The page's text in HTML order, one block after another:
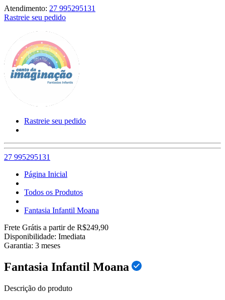
Atendimento: 27 995295131
Rastreie seu pedido
Rastreie seu pedido
27 995295131
Página Inicial
Todos os Produtos
Fantasia Infantil Moana
Frete Grátis a partir de R$249,90
Disponibilidade: Imediata
Garantia: 3 meses
Fantasia Infantil Moana
Descrição do produto